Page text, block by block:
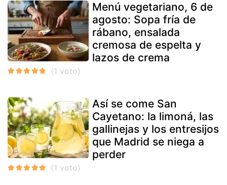
Menú vegetariano, 6 de
agosto: Sopa fría de
rábano, ensalada
cremosa de espelta y
lazos de crema
Así se come San
Cayetano: la limoná, las
gallinejas y los entresijos
que Madrid se niega a
perder